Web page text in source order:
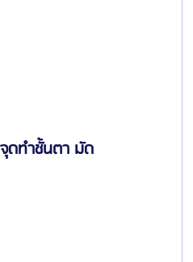
ดทำชั้นตา มัด